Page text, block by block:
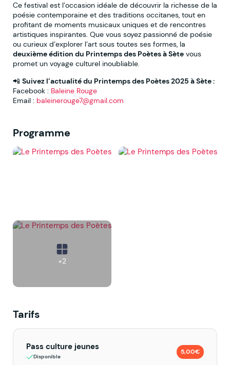
Ce festival est l’occasion idéale de découvrir la richesse de la
poésie contemporaine et des traditions occitanes, tout en
profitant de moments musicaux uniques et de rencontres
artistiques inspirantes. Que vous soyez passionné de poésie
ou curieux d’explorer l’art sous toutes ses formes, la
deuxième édition du Printemps des Poètes à Sète vous
promet un voyage culturel inoubliable.
📲 Suivez l’actualité du Printemps des Poètes 2025 à Sète:
Facebook : Baleine Rouge
Email : baleinerouge7@gmail.com
Programme
+2
Tarifs
Pass culture jeunes
Disponible
5,00€